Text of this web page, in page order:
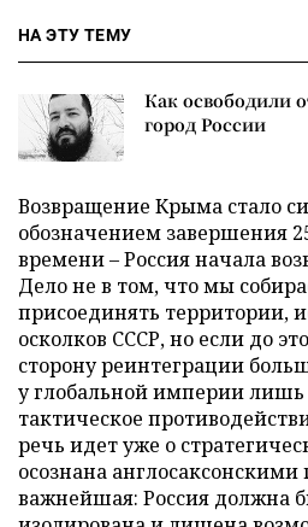
НА ЭТУ ТЕМУ
Как освободили
город России
Возвращение Крыма стало
обозначением завершения
времени – Россия начала
Дело не в том, что мы
присоединять территории,
осколков СССР, но если до
сторону реинтеграции
у глобальной империи лишь
тактическое
речь идет уже о
осознана
важнейшая: Россия должна